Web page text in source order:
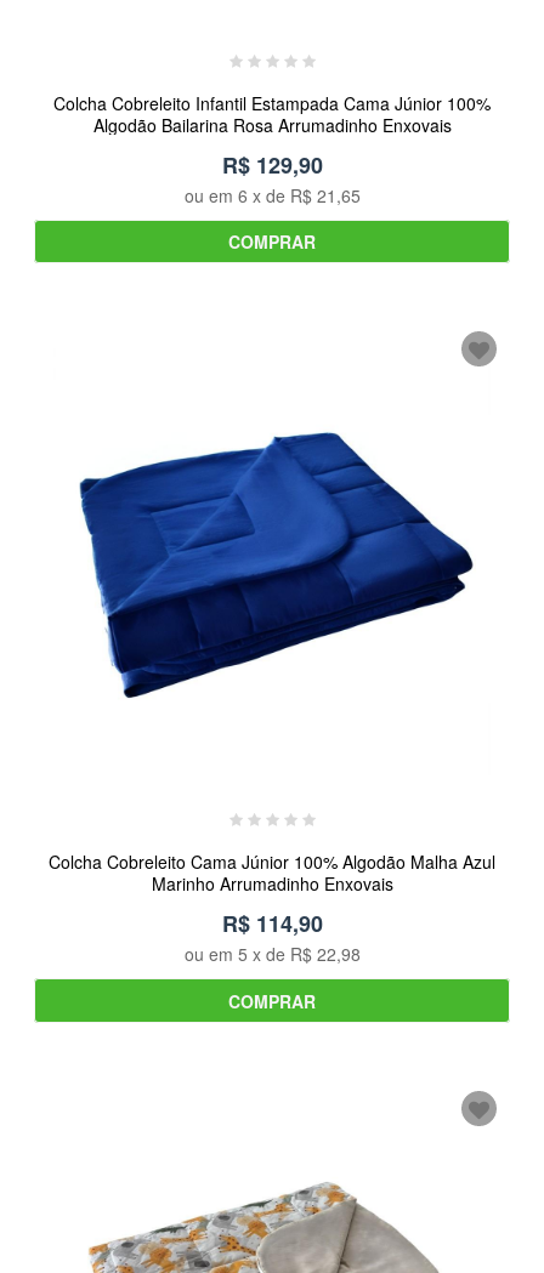
Colcha Cobreleito Infantil Estampada Cama Júnior 100%
Algodão Bailarina Rosa Arrumadinho Enxovais
R$ 129,90
ou em 6 x de R$ 21,65
COMPRAR
Colcha Cobreleito Cama Júnior 100% Algodão Malha Azul
Marinho Arrumadinho Enxovais
R$ 114,90
ou em 5 x de R$ 22,98
COMPRAR